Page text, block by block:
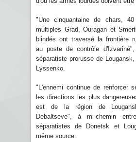
"Une cinquantaine de chars, 40
multiples Grad, Ouragan et
blindés ont traversé la frontière
au poste de contrôle
séparatiste prorusse de
Lyssenko.
"L'ennemi continue de renforcer
les directions les plus
est de la région de
Debaltseve", à mi-chemin
séparatistes de Donetsk et
même source.